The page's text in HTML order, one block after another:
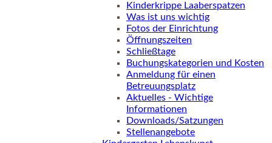
Kinderkrippe Laaberspatzen
Was ist uns wichtig
Fotos der Einrichtung
Öffnungszeiten
Schließtage
Buchungskategorien und Kosten
Anmeldung für einen
Betreuungsplatz
Aktuelles - Wichtige
Informationen
Downloads/Satzungen
Stellenangebote